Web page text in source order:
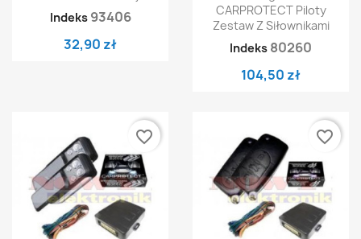
Indeks 93406
32,90 zł
CARPROTECT Piloty
Zestaw Z Siłownikami
Indeks 80260
104,50 zł
favorite_border favorite_border